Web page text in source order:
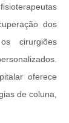
dos
cirurgiões
oferece
de coluna,